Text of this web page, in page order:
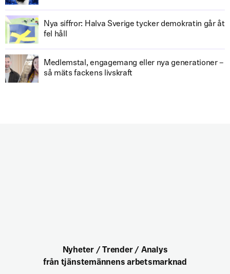
Nya siffror: Halva Sverige tycker demokratin går åt
fel håll
Medlemstal, engagemang eller nya generationer –
så mäts fackens livskraft
Nyheter / Trender / Analys
från tjänstemännens arbetsmarknad